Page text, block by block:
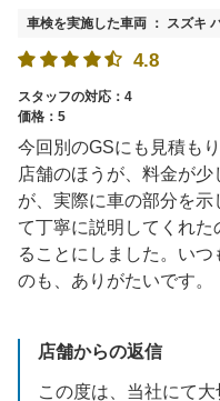
車検を実施した車両 ： スズキ
4.8
スタッフの対応：4
価格：5
今回別のGSにも見積も
店舗のほうが、料金が
が、実際に車の部分を
て丁寧に説明してくれ
ることにしました。い
のも、ありがたいです。
店舗からの返信